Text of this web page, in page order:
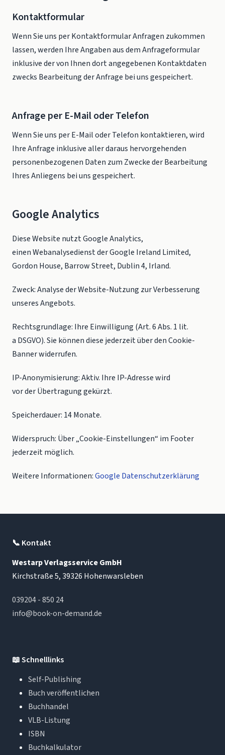
Kontaktformular
Wenn Sie uns per Kontaktformular Anfragen zukommen
lassen, werden Ihre Angaben aus dem Anfrageformular
inklusive der von Ihnen dort angegebenen Kontaktdaten
zwecks Bearbeitung der Anfrage bei uns gespeichert.
Anfrage per E-Mail oder Telefon
Wenn Sie uns per E-Mail oder Telefon kontaktieren, wird
Ihre Anfrage inklusive aller daraus hervorgehenden
personenbezogenen Daten zum Zwecke der Bearbeitung
Ihres Anliegens bei uns gespeichert.
Google Analytics
Diese Website nutzt Google Analytics,
einen Webanalysedienst der Google Ireland Limited,
Gordon House, Barrow Street, Dublin 4, Irland.
Zweck:Analyse der Website-Nutzung zur Verbesserung
unseres Angebots.
Rechtsgrundlage: Ihre Einwilligung (Art. 6 Abs. 1 lit.
a DSGVO). Sie können diese jederzeit über den Cookie-
Banner widerrufen.
IP-Anonymisierung:Aktiv. Ihre IP-Adresse wird
vor der Übertragung gekürzt.
Speicherdauer: 14 Monate.
Widerspruch: Über „Cookie-Einstellungen“ im Footer
jederzeit möglich.
Weitere Informationen:Google Datenschutzerklärung
📞 Kontakt
Westarp Verlagsservice GmbH
Kirchstraße 5, 39326 Hohenwarsleben
039204 - 850 24
info@book-on-demand.de
📖Schnelllinks
Self-Publishing
Buch veröffentlichen
Buchhandel
VLB-Listung
ISBN
Buchkalkulator